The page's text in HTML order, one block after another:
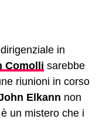
in
Comolli sarebbe
riunioni in corso
Elkann non
un mistero che i